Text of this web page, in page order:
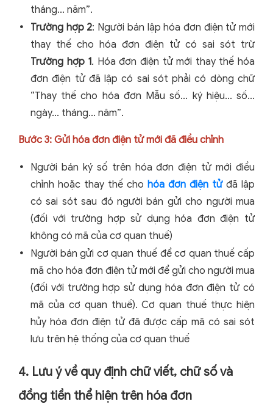
tháng... năm”.
Trường hợp 2: Người bán lập hóa đơn điện tử mới
thay thế cho hóa đơn điện tử có sai sót trừ
Trường hợp 1. Hóa đơn điện tử mới thay thế hóa
đơn điện tử đã lập có sai sót phải có dòng chữ
“Thay thế cho hóa đơn Mẫu số... ký hiệu... số...
ngày... tháng... năm”.
Bước 3: Gửi hóa đơn điện tử mới đã điều chỉnh
Người bán ký số trên hóa đơn điện tử mới điều
chỉnh hoặc thay thế cho hóa đơn điện tửđã lập
có sai sót sau đó người bán gửi cho người mua
(đối với trường hợp sử dụng hóa đơn điện tử
không có mã của cơ quan thuế)
Người bán gửi cơ quan thuế để cơ quan thuế cấp
mã cho hóa đơn điện tử mới để gửi cho người mua
(đối với trường hợp sử dụng hóa đơn điện tử có
mã của cơ quan thuế). Cơ quan thuế thực hiện
hủy hóa đơn điện tử đã được cấp mã có sai sót
lưu trên hệ thống của cơ quan thuế
4. Lưu ý về quy định chữ viết, chữ số và
đồng tiền thể hiện trên hóa đơn